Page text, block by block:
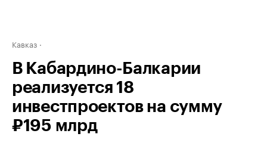
Кавказ
В Кабардино-Балкарии
реализуется 18
инвестпроектов на сумму
₽195 млрд